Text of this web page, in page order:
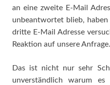
an eine zweite E-Mail
unbeantwortet blieb,
dritte E-Mail Adresse
Reaktion auf unsere Anfrage.
Das ist nicht nur sehr
unverständlich warum